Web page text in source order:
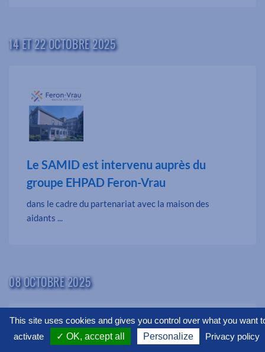
14 ET 22 OCTOBRE 2025
Le SAMID est intervenu auprès du
groupe EHPAD Feron-Vrau
dans le cadre du partenariat avec la maison des
aidants ...
08 OCTOBRE 2025
This site uses cookies and gives you control over what you want
activate
✓ OK, accept all Personalize Privacy policy